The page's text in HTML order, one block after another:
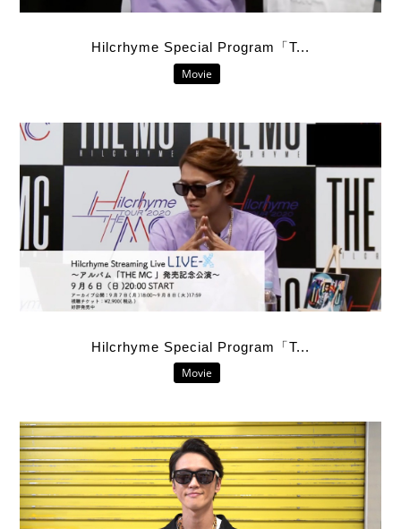
Hilcrhyme Special Program「T...
Movie
Hilcrhyme Special Program「T...
Movie